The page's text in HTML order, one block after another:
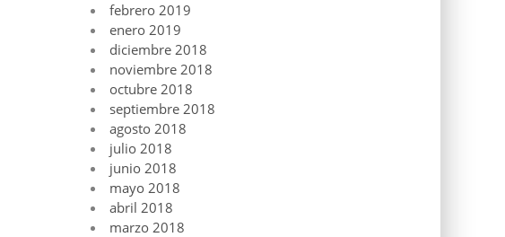
febrero 2019
enero 2019
diciembre 2018
noviembre 2018
octubre 2018
septiembre 2018
agosto 2018
julio 2018
junio 2018
mayo 2018
abril 2018
marzo 2018